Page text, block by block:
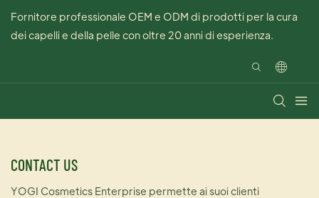
Fornitore professionale OEM e ODM di prodotti per la cura
dei capelli e della pelle con oltre 20 anni di esperienza.
CONTACT US
YOGI Cosmetics Enterprise permette ai suoi clienti